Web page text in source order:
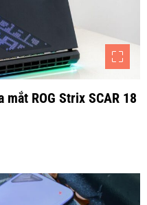
ROG Strix SCAR 18